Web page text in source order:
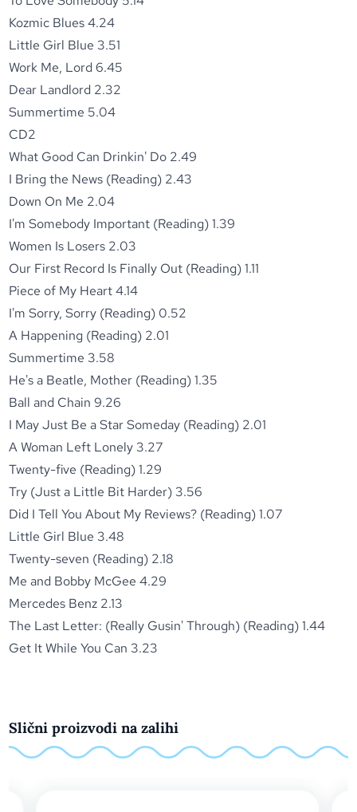
Kozmic Blues 4.24
Little Girl Blue 3.51
Work Me, Lord 6.45
Dear Landlord 2.32
Summertime 5.04
CD2
What Good Can Drinkin' Do 2.49
I Bring the News (Reading) 2.43
Down On Me 2.04
I'm Somebody Important (Reading) 1.39
Women Is Losers 2.03
Our First Record Is Finally Out (Reading) 1.11
Piece of My Heart 4.14
I'm Sorry, Sorry (Reading) 0.52
A Happening (Reading) 2.01
Summertime 3.58
He's a Beatle, Mother (Reading) 1.35
Ball and Chain 9.26
I May Just Be a Star Someday (Reading) 2.01
A Woman Left Lonely 3.27
Twenty-five (Reading) 1.29
Try (Just a Little Bit Harder) 3.56
Did I Tell You About My Reviews? (Reading) 1.07
Little Girl Blue 3.48
Twenty-seven (Reading) 2.18
Me and Bobby McGee 4.29
Mercedes Benz 2.13
The Last Letter: (Really Gusin' Through) (Reading) 1.44
Get It While You Can 3.23
Slični proizvodi na zalihi